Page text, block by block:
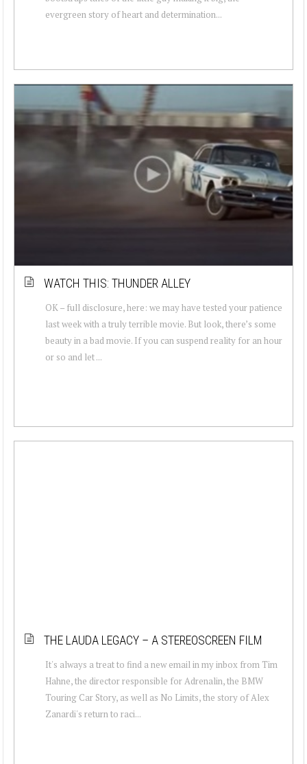
evergreen story of heart and determination...
WATCH THIS: THUNDER ALLEY
OK – full disclosure, here: we may have tested your patience
last week with a truly terrible movie. But look, there’s some
beauty in a bad movie. If you can suspend reality for an hour
or so and let ...
THE LAUDA LEGACY – A STEREOSCREEN FILM
It's always a treat to find a new email in my inbox from Tim
Hahne, the director responsible for Adrenalin, the BMW
Touring Car Story, as well as No Limits, the story of Alex
Zanardi's return to raci...